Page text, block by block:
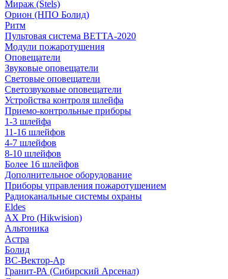
Мираж (Stels)
Орион (НПО Болид)
Ритм
Пультовая система ВЕТТА-2020
Модули пожаротушения
Оповещатели
Звуковые оповещатели
Световые оповещатели
Светозвуковые оповещатели
Устройства контроля шлейфа
Приемо-контрольные приборы
1-3 шлейфа
11-16 шлейфов
4-7 шлейфов
8-10 шлейфов
Более 16 шлейфов
Дополнительное оборудование
Приборы управления пожаротушением
Радиоканальные системы охраны
Eldes
AX Pro (Hikwision)
Альтоника
Астра
Болид
ВС-Вектор-Ар
Гранит-РА (Сибирский Арсенал)